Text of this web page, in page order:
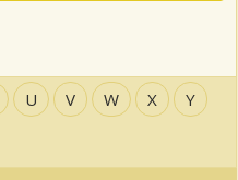
U V W X Y